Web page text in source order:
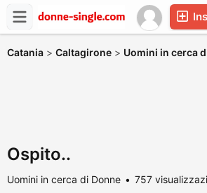
Catania > Caltagirone > Uomini in cerca
Ospito..
Uomini in cerca di Donne 757